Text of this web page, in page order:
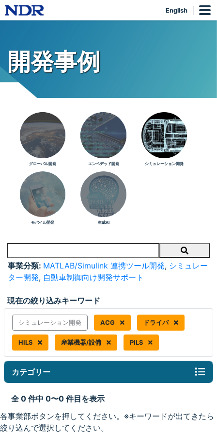
English
開発事例
グローバル開発 エンベデッド開発 シミュレーション開発
モバイル開発 生成AI
Search
事業分類: MATLAB/Simulink 連携ツール開発, シミュレー
ター開発, 自動車制御向け開発サポート
現在の絞り込みキーワード
シミュレーション開発 ACG ドライバ
HILS 産業機器/設備 PILS
カテゴリー
全 0 件中 0〜0 件目を表示
各事業部ボタンを押してください。※キーワードが出てきたら
絞り込んで選択してください。